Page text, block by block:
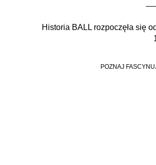
Historia BALL rozpoczęła się
POZNAJ